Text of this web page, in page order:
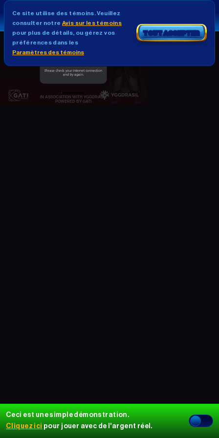
Ceci est une simple démonstration.
Cliquez ici pour jouer avec de l'argent réel.
Ce site utilise des témoins. Veuillez
consulter notre Avis sur les témoins
pour plus de détails, ou gérez vos
préférences dans les
Paramètres des témoins
TOUT ACCEPTER